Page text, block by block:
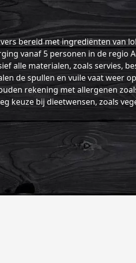
bereid met ingrediënten van
vanaf 5 personen in de regio
alle materialen, zoals servies,
de spullen en vuile vaat weer op
rekening met allergenen
keuze bij dieetwensen, zoals